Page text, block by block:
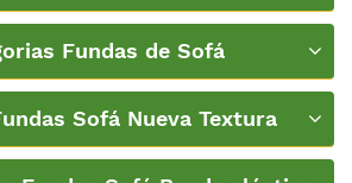
Fundas de Sofá
Sofá Nueva Textura